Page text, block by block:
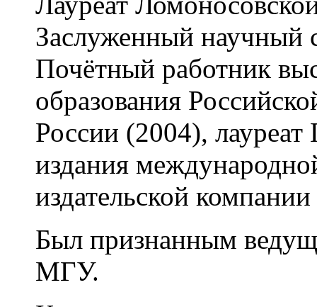
Заслуженный
Почётный работник
образования
России (2004),
издания
издательской
Был признанным
МГУ.